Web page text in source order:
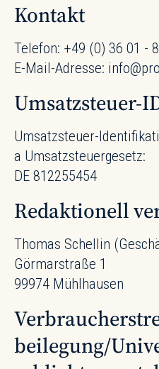
Kontakt
Telefon: +49 (0) 36 01 -
E-Mail-Adresse:
Umsatzsteuer-
Umsatzsteuer-
a Umsatzsteuergesetz:
DE 812255454
Redaktionell
Thomas Schellin
Görmarstraße 1
99974 Mühlhausen
beilegung/